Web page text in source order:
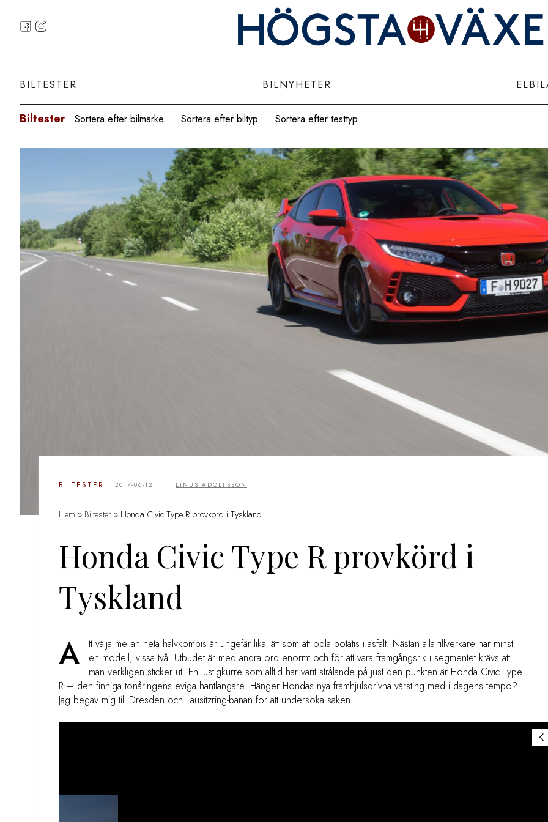
BILTESTER BILNYHETER
Biltester Sortera efter bilmärke Sortera efter biltyp Sortera efter testtyp
BILTESTER 2017-06-12 - LINUS ADOLFSSON
Hem » Biltester » Honda Civic Type R provkörd i Tyskland
Honda Civic Type R provkörd i
Tyskland
A
tt välja mellan heta halvkombis är ungefär lika lätt som att odla potatis i asfalt. Nästan alla tillverkare har minst
en modell, vissa två. Utbudet är med andra ord enormt och för att vara framgångsrik i segmentet krävs att
man verkligen sticker ut. En lustigkurre som alltid har varit strålande på just den punkten är Honda Civic Type
R – den finniga tonåringens eviga hantlangare. Hänger Hondas nya framhjulsdrivna värsting med i dagens tempo?
Jag begav mig till Dresden och Lausitzring-banan för att undersöka saken!